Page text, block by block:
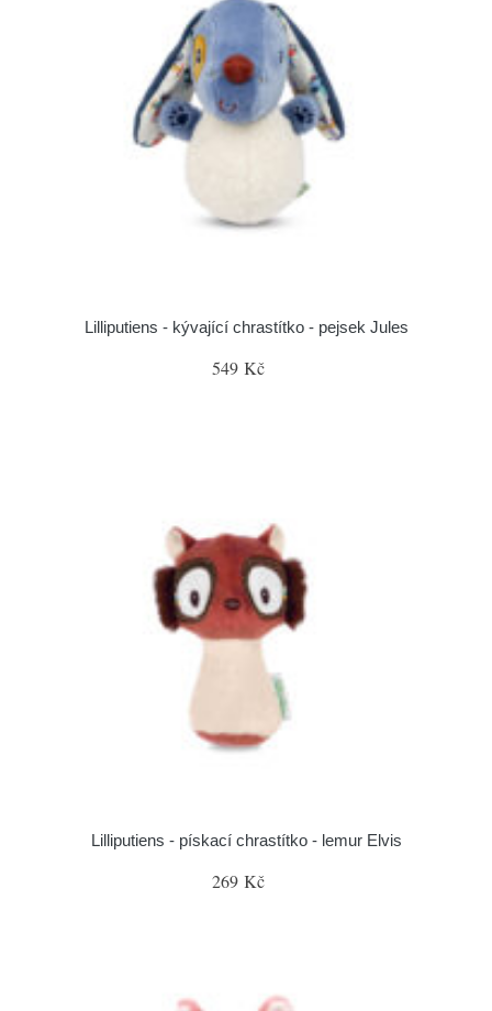
Lilliputiens - kývající chrastítko - pejsek Jules
549 Kč
Lilliputiens - pískací chrastítko - lemur Elvis
269 Kč